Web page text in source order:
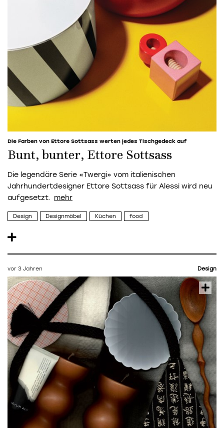
Die Farben von Ettore Sottsass werten jedes Tischgedeck auf
Bunt, bunter, Ettore Sottsass
Die legendäre Serie «Twergi» vom italienischen
Jahrhundertdesigner Ettore Sottsass für Alessi wird neu
aufgesetzt.
Design Designmöbel Küchen food
vor 3 Jahren Design